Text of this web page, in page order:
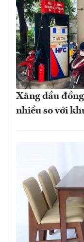
Xăng dầu
nhiều so với